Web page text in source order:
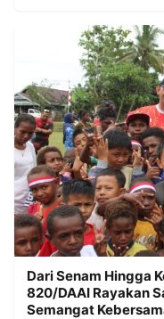
Dari Senam Hingga
820/DAAI Rayakan
Semangat